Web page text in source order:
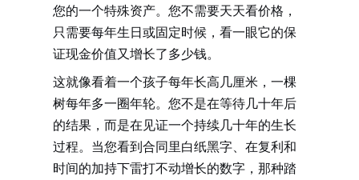
您的一个特殊资产。您不需要天天看价格，
只需要每年生日或固定时候，看一眼它的保
证现金价值又增长了多少钱。
这就像看着一个孩子每年长高几厘米，一棵
树每年多一圈年轮。您不是在等待几十年后
的结果，而是在见证一个持续几十年的生长
过程。当您看到合同里白纸黑字、在复利和
时间的加持下雷打不动增长的数字，那种踏